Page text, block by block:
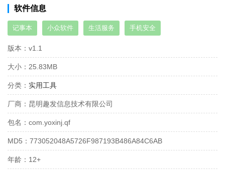
软件信息
记事本 小众软件 生活服务 手机安全
版本： v1.1
大小： 25.83MB
分类： 实用工具
厂商： 昆明趣发信息技术有限公司
包名： com.yoxinj.qf
MD5： 773052048A5726F987193B486A84C6AB
年龄： 12+